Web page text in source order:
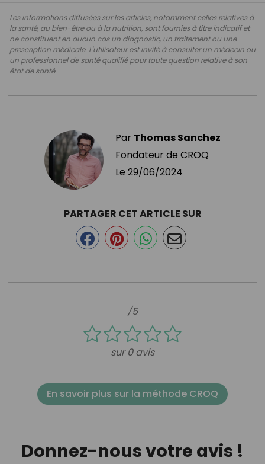
Les informations diffusées sur les articles, notamment celles relatives à
la santé, au bien-être ou à la nutrition, sont fournies à titre indicatif et
ne constituent en aucun cas un diagnostic, un traitement ou une
prescription médicale. L'utilisateur est invité à consulter un médecin ou
un professionnel de santé qualifié pour toute question relative à son
état de santé.
Par Thomas Sanchez
Fondateur de CROQ
Le 29/06/2024
/5
sur 0 avis
PARTAGER CET ARTICLE SUR
En savoir plus sur la méthode CROQ
Donnez-nous votre avis !